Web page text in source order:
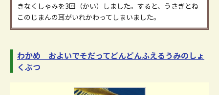
きなくしゃみを3回（かい）しました。すると、うさぎとね
このじまんの耳がいれかわってしまいました。
わかめ およいでそだってどんどんふえるうみのしょ
くぶつ